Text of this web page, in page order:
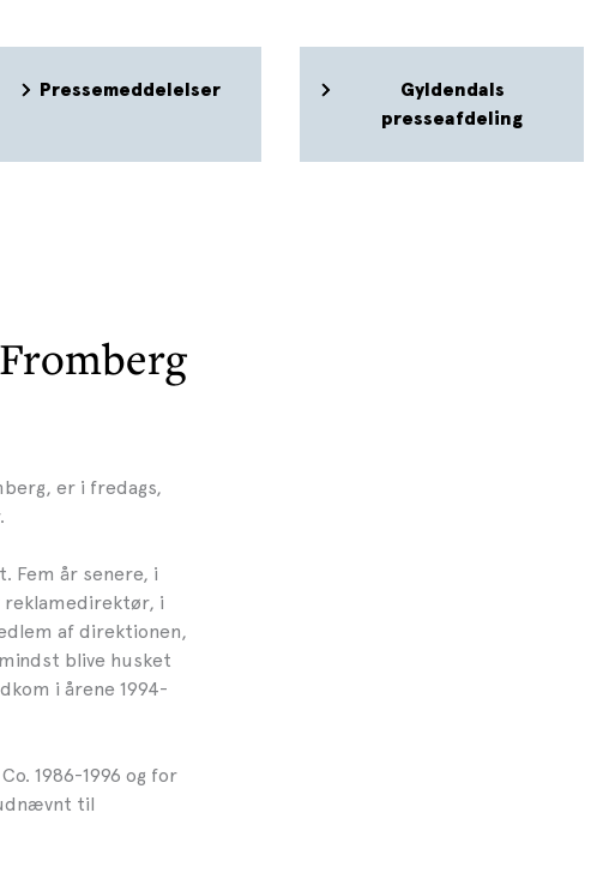
Pressemeddelelser
Gyldendals
presseafdeling
er i fredags,
Fem år senere, i
reklamedirektør, i
af direktionen,
blive husket
i årene 1994-
1986-1996 og for
til